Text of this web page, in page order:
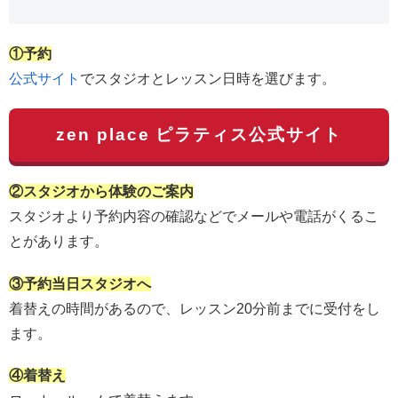
①予約
公式サイト でスタジオとレッスン日時を選びます。
zen place ピラティス公式サイト
②スタジオから体験のご案内
スタジオより予約内容の確認などでメールや電話がくるこ
とがあります。
③予約当日スタジオへ
着替えの時間があるので、レッスン20分前までに受付をし
ます。
④着替え